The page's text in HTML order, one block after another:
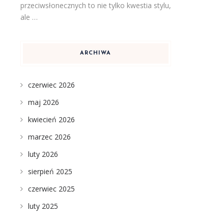
przeciwsłonecznych to nie tylko kwestia stylu,
ale …
ARCHIWA
czerwiec 2026
maj 2026
kwiecień 2026
marzec 2026
luty 2026
sierpień 2025
czerwiec 2025
luty 2025